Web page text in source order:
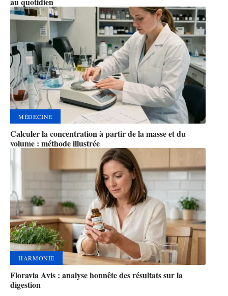
MÉDECINE
Calculer la concentration à partir de la masse et du
volume : méthode illustrée
HARMONIE
Floravia Avis : analyse honnête des résultats sur la
digestion